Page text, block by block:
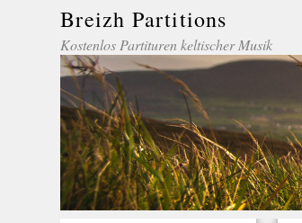
Breizh Partitions
Kostenlos Partituren keltischer Musik